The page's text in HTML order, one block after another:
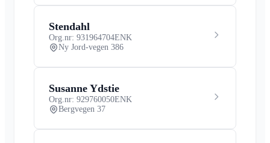
Stendahl
Org.nr: 931964704ENK
Ny Jord-vegen 386
Susanne Ydstie
Org.nr: 929760050ENK
Bergvegen 37